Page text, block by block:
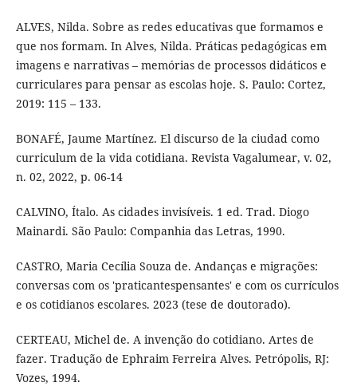
ALVES, Nilda. Sobre as redes educativas que formamos e
que nos formam. In Alves, Nilda. Práticas pedagógicas em
imagens e narrativas – memórias de processos didáticos e
curriculares para pensar as escolas hoje. S. Paulo: Cortez,
2019: 115 – 133.
BONAFÉ, Jaume Martínez. El discurso de la ciudad como
curriculum de la vida cotidiana. Revista Vagalumear, v. 02,
n. 02, 2022, p. 06-14
CALVINO, Ítalo. As cidades invisíveis. 1 ed. Trad. Diogo
Mainardi. São Paulo: Companhia das Letras, 1990.
CASTRO, Maria Cecília Souza de. Andanças e migrações:
conversas com os 'praticantespensantes' e com os currículos
e os cotidianos escolares. 2023 (tese de doutorado).
CERTEAU, Michel de. A invenção do cotidiano. Artes de
fazer. Tradução de Ephraim Ferreira Alves. Petrópolis, RJ:
Vozes, 1994.